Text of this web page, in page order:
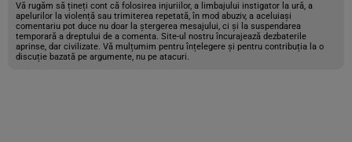
Vă rugăm să țineți cont că folosirea injuriilor, a limbajului instigator la ură, a
apelurilor la violență sau trimiterea repetată, în mod abuziv, a aceluiași
comentariu pot duce nu doar la ștergerea mesajului, ci și la suspendarea
temporară a dreptului de a comenta. Site-ul nostru încurajează dezbaterile
aprinse, dar civilizate. Vă mulțumim pentru înțelegere și pentru contribuția la o
discuție bazată pe argumente, nu pe atacuri.